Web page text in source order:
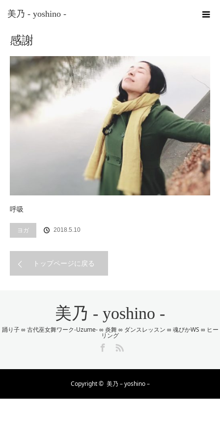
美乃 - yoshino -
感謝
呼吸
ヨガ 2018.5.10
トップページに戻る
美乃 - yoshino -
踊り子 ∞ 古代巫女舞ワーク-Uzume- ∞ 炎舞 ∞ ダンスレッスン ∞ 魂ぴかWS ∞ ヒー
リング
Copyright © 美乃 – yoshino –